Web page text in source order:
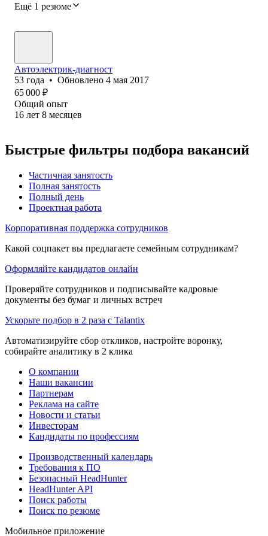
Ещё 1 резюме
Автоэлектрик-диагност
53 года • Обновлено 4 мая 2017
65 000 ₽
Общий опыт
16 лет 8 месяцев
Быстрые фильтры подбора вакансий
Частичная занятость
Полная занятость
Полный день
Проектная работа
Корпоративная поддержка сотрудников
Какой соцпакет вы предлагаете семейным сотрудникам?
Оформляйте кандидатов онлайн
Проверяйте сотрудников и подписывайте кадровые
документы без бумаг и личных встреч
Ускорьте подбор в 2 раза с Talantix
Автоматизируйте сбор откликов, настройте воронку,
собирайте аналитику в 2 клика
О компании
Наши вакансии
Партнерам
Реклама на сайте
Новости и статьи
Инвесторам
Кандидаты по профессиям
Производственный календарь
Требования к ПО
Безопасный HeadHunter
HeadHunter API
Поиск работы
Поиск по резюме
Мобильное приложение